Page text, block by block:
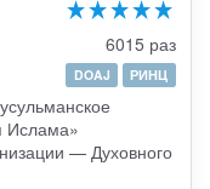
6015 раз
DOAJ
РИНЦ
Ислама»
— Духовного